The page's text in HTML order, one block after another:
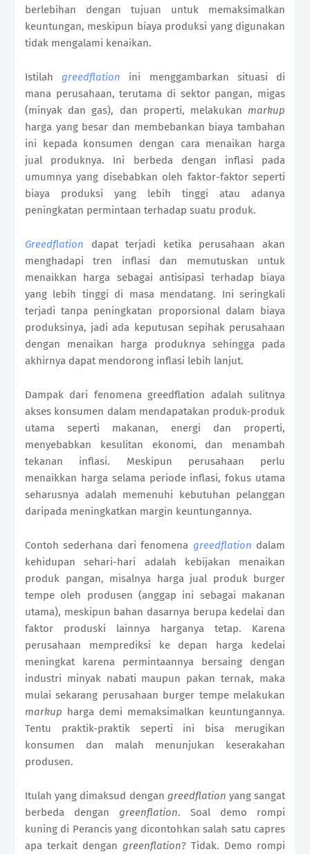
berlebihan dengan tujuan untuk memaksimalkan
keuntungan, meskipun biaya produksi yang digunakan
tidak mengalami kenaikan.
Istilahgreedflation
ini menggambarkan situasi di
mana perusahaan, terutama di sektor pangan, migas
(minyak dan gas), dan properti, melakukan markup
harga yang besar dan membebankan biaya tambahan
ini kepada konsumen dengan cara menaikan harga
jual produknya. Ini berbeda dengan inflasi pada
umumnya yang disebabkan oleh faktor-faktor seperti
biaya produksi yang lebih tinggi atau adanya
peningkatan permintaan terhadap suatu produk.
Greedflation
dapat terjadi ketika perusahaan akan
menghadapi tren inflasi dan memutuskan untuk
menaikkan harga sebagai antisipasi terhadap biaya
yang lebih tinggi di masa mendatang. Ini seringkali
terjadi tanpa peningkatan proporsional dalam biaya
produksinya, jadi ada keputusan sepihak perusahaan
dengan menaikan harga produknya sehingga pada
akhirnya dapat mendorong inflasi lebih lanjut.
Dampak dari fenomena greedflation adalah sulitnya
akses konsumen dalam mendapatakan produk-produk
utama seperti makanan, energi dan properti,
menyebabkan kesulitan ekonomi, dan menambah
tekanan inflasi. Meskipun perusahaan perlu
menaikkan harga selama periode inflasi, fokus utama
seharusnya adalah memenuhi kebutuhan pelanggan
daripada meningkatkan margin keuntungannya.
Contoh sederhana dari fenomena greedflation dalam
kehidupan sehari-hari adalah kebijakan menaikan
produk pangan, misalnya harga jual produk burger
tempe oleh produsen (anggap ini sebagai makanan
utama), meskipun bahan dasarnya berupa kedelai dan
faktor produski lainnya harganya tetap. Karena
perusahaan memprediksi ke depan harga kedelai
meningkat karena permintaannya bersaing dengan
industri minyak nabati maupun pakan ternak, maka
mulai sekarang perusahaan burger tempe melakukan
markup harga demi memaksimalkan keuntungannya.
Tentu praktik-praktik seperti ini bisa merugikan
konsumen dan malah menunjukan keserakahan
produsen.
Itulah yang dimaksud dengan greedflation yang sangat
berbeda dengan greenflation. Soal demo rompi
kuning di Perancis yang dicontohkan salah satu capres
apa terkait dengan greenflation? Tidak. Demo rompi